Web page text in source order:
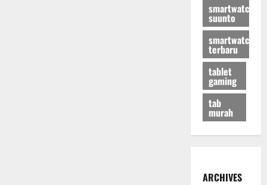
smartwatch
suunto
smartwatch
terbaru
tablet
gaming
tab
murah
ARCHIVES